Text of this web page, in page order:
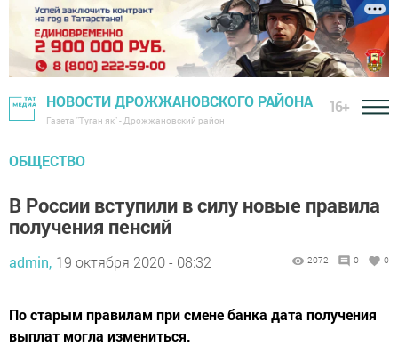
НОВОСТИ ДРОЖЖАНОВСКОГО РАЙОНА
Газета "Туган як" - Дрожжановский район
16+
ОБЩЕСТВО
В России вступили в силу новые правила
получения пенсий
admin, 19 октября 2020 - 08:32 2072 0 0
По старым правилам при смене банка дата получения
выплат могла измениться.